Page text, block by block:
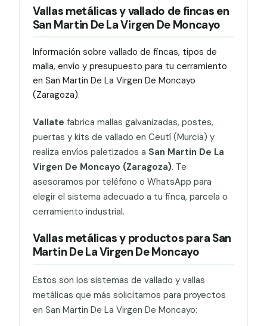
Vallas metálicas y vallado de fincas en
San Martin De La Virgen De Moncayo
Información sobre vallado de fincas, tipos de
malla, envío y presupuesto para tu cerramiento
en San Martin De La Virgen De Moncayo
(Zaragoza).
Vallate fabrica mallas galvanizadas, postes,
puertas y kits de vallado en Ceutí (Murcia) y
realiza envíos paletizados a San Martin De La
Virgen De Moncayo (Zaragoza). Te
asesoramos por teléfono o WhatsApp para
elegir el sistema adecuado a tu finca, parcela o
cerramiento industrial.
Vallas metálicas y productos para San
Martin De La Virgen De Moncayo
Estos son los sistemas de vallado y vallas
metálicas que más solicitamos para proyectos
en San Martin De La Virgen De Moncayo: